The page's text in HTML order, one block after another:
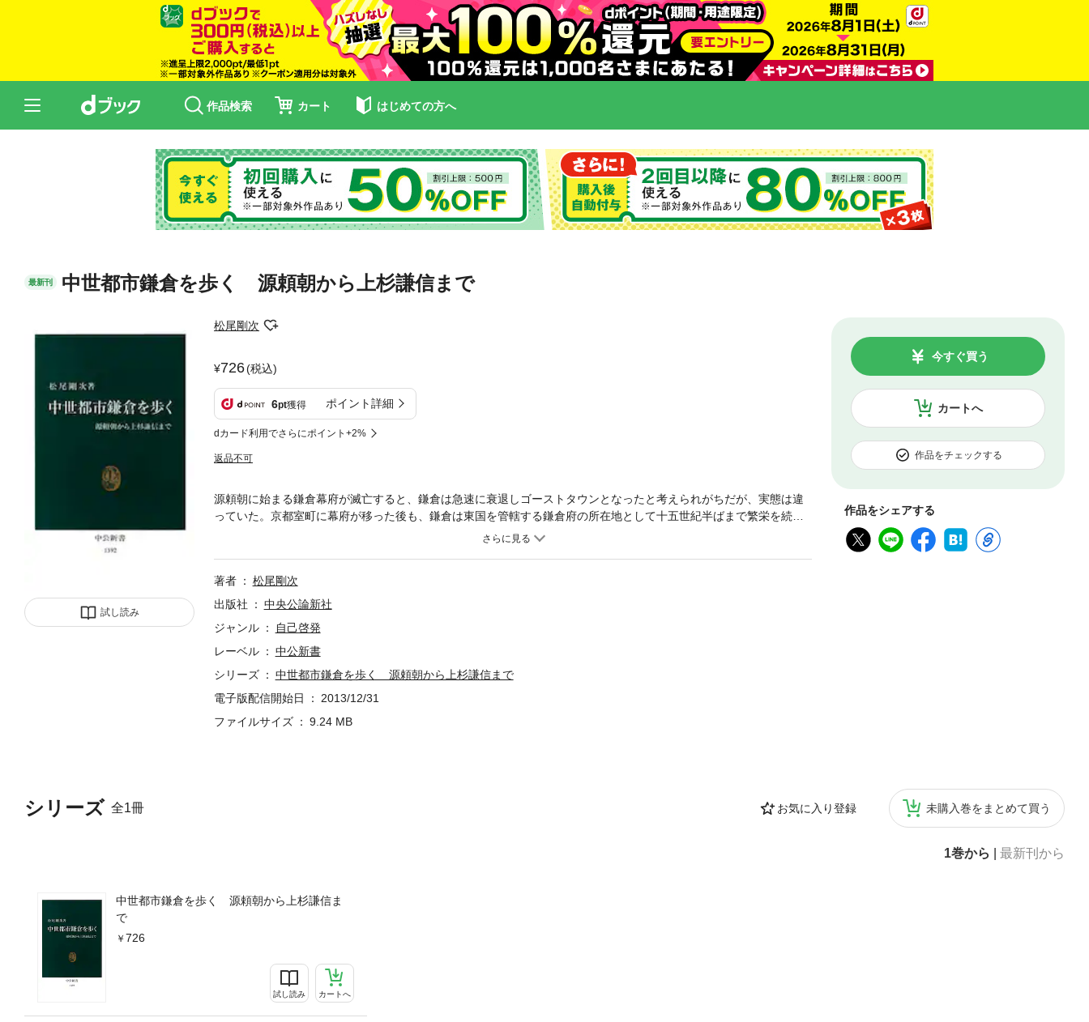
作品検索 カート はじめての方へ
最新刊 中世都市鎌倉を歩く 源頼朝から上杉謙信まで
試し読み
松尾剛次
726(税込)
6pt獲得 ポイント詳細
dカード利用でさらにポイント+2%
返品不可
カートへ
今すぐ買う
作品をチェックする
作品をシェアする
シリーズ 全1冊 お気に入り登録 未購入巻をまとめて買う
1巻から 最新刊から
中世都市鎌倉を歩く 源頼朝から上杉謙信ま
で
726
試し読み カートへ
源頼朝に始まる鎌倉幕府が滅亡すると、鎌倉は急速に衰退しゴーストタウンとなったと考えられがちだが、実態は違
っていた。京都室町に幕府が移った後も、鎌倉は東国を管轄する鎌倉府の所在地として十五世紀半ばまで繁栄を続け
た。武家の首都として誕生し、幕府滅亡後はほとんど知られることのない都市鎌倉とはいかなるものだったのか。源
著者
松尾剛次
出版社
中央公論新社
ジャンル
自己啓発
レーベル
中公新書
シリーズ
中世都市鎌倉を歩く 源頼朝から上杉謙信まで
電子版配信開始日
2013/12/31
ファイルサイズ
9.24 MB